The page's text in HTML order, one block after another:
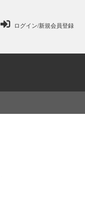
ログイン/新規会員登録